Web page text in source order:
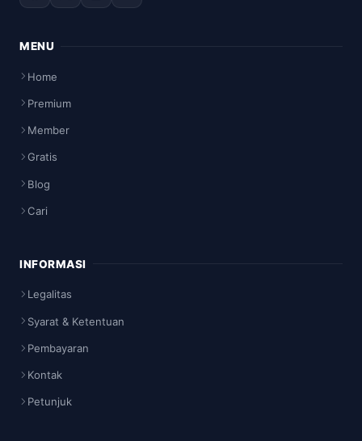
MENU
Home
Premium
Member
Gratis
Blog
Cari
INFORMASI
Legalitas
Syarat & Ketentuan
Pembayaran
Kontak
Petunjuk